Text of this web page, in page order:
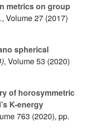
metrics on group
, Volume 27 (2017)
spherical
, Volume 53 (2020)
of horosymmetric
K-energy
763 (2020), pp.